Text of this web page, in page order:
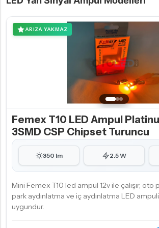
ARIZA YAKMAZ
Femex T10 LED Ampul
3SMD CSP Chipset Turuncu
350 lm 2.5 W
Mini Femex T10 led ampul 12v ile çalışır, oto
park aydınlatma ve iç aydınlatma LED
uygundur.